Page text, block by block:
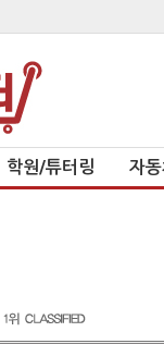
학원/튜터링 자